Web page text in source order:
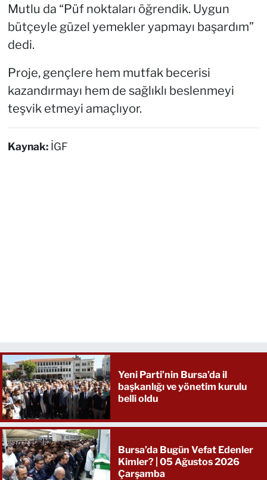
Mutlu da “Püf noktaları öğrendik. Uygun
bütçeyle güzel yemekler yapmayı başardım”
dedi.
Proje, gençlere hem mutfak becerisi
kazandırmayı hem de sağlıklı beslenmeyi
teşvik etmeyi amaçlıyor.
Kaynak: İGF
Yeni Parti’nin Bursa’da il
başkanlığı ve yönetim kurulu
belli oldu
Bursa’da Bugün Vefat Edenler
Kimler? | 05 Ağustos 2026
Çarşamba